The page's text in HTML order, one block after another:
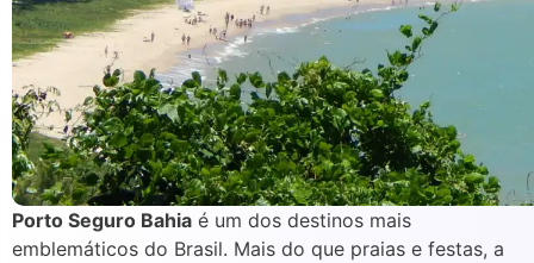
Porto Seguro Bahia é um dos destinos mais
emblemáticos do Brasil. Mais do que praias e festas, a